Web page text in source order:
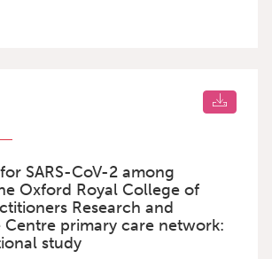
SARS-CoV-2 among
Oxford Royal College of
Research and
Centre primary care network:
study